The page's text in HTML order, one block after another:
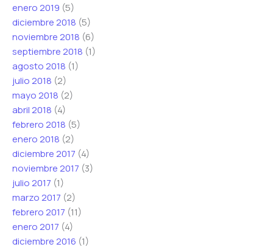
enero 2019 (5)
diciembre 2018 (5)
noviembre 2018 (6)
septiembre 2018 (1)
agosto 2018 (1)
julio 2018 (2)
mayo 2018 (2)
abril 2018 (4)
febrero 2018 (5)
enero 2018 (2)
diciembre 2017 (4)
noviembre 2017 (3)
julio 2017 (1)
marzo 2017 (2)
febrero 2017 (11)
enero 2017 (4)
diciembre 2016 (1)